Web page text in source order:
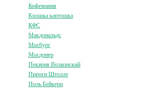
Кофемания
Крошка картошка
КФС
Макдональдс
Мосбург
Мосдонер
Пекарня Волконский
Пироги Штолле
Поль Бейкери